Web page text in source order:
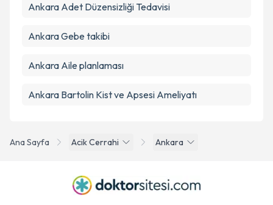
Ana Sayfa Acik Cerrahi Ankara
Ankara Adet Düzensizliği Tedavisi
Ankara Gebe takibi
Ankara Aile planlaması
Ankara Bartolin Kist ve Apsesi Ameliyatı